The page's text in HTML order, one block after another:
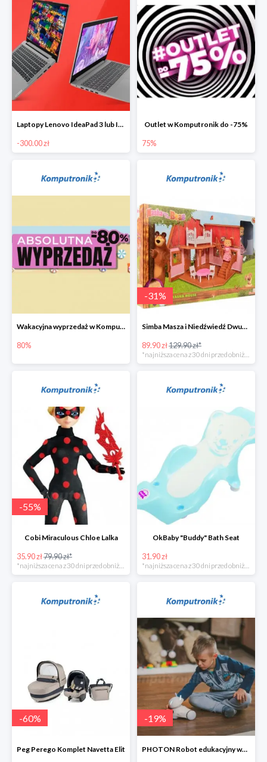
Laptopy Lenovo IdeaPad 3 lub IdeaPad 5 -300 zł
-300.00 zł
Outlet w Komputronik do -75%
75%
Wakacyjna wyprzedaż w Komputronik do -80%
80%
-31%
Simba Masza i Niedźwiedź Dwupoziomowy dom
89.90 zł129.90 zł*
-55%
Cobi Miraculous Chloe Lalka
35.90 zł79.90 zł*
*najniższa cena z 30 dni przed obniżką
OkBaby "Buddy" Bath Seat
31.90 zł
*najniższa cena z 30 dni przed obniżką
-60%
Peg Perego Komplet Navetta Elit
-19%
PHOTON Robot edukacyjny wersja domowa